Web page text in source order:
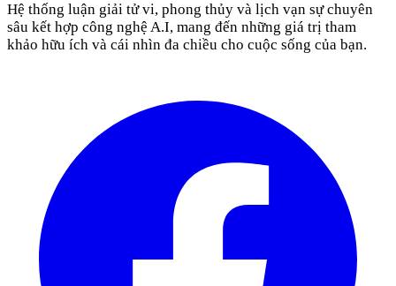
Hệ thống luận giải tử vi, phong thủy và lịch vạn sự chuyên
sâu kết hợp công nghệ A.I, mang đến những giá trị tham
khảo hữu ích và cái nhìn đa chiều cho cuộc sống của bạn.